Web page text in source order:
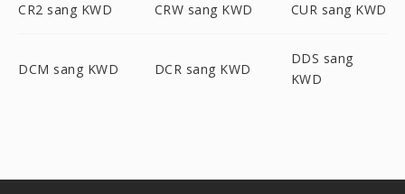
CR2 sang KWD CRW sang KWD CUR sang KWD
DCM sang KWD DCR sang KWD
DDS sang
KWD